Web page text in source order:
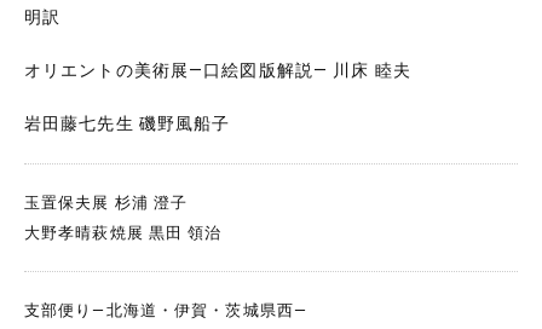
明訳
オリエントの美術展―口絵図版解説― 川床 睦夫
岩田藤七先生 磯野風船子
玉置保夫展 杉浦 澄子
大野孝晴萩焼展 黒田 領治
支部便り―北海道・伊賀・茨城県西―